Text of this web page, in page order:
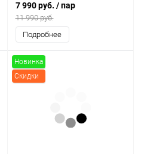
7 990 руб. / пар
11 990 руб.
Подробнее
Новинка
Скидки